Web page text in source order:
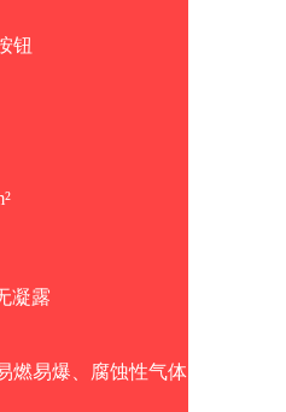
钮
凝露
燃易爆、腐蚀性气体